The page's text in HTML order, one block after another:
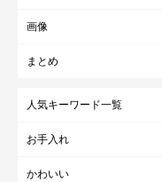
画像
まとめ
人気キーワード一覧
お手入れ
かわいい